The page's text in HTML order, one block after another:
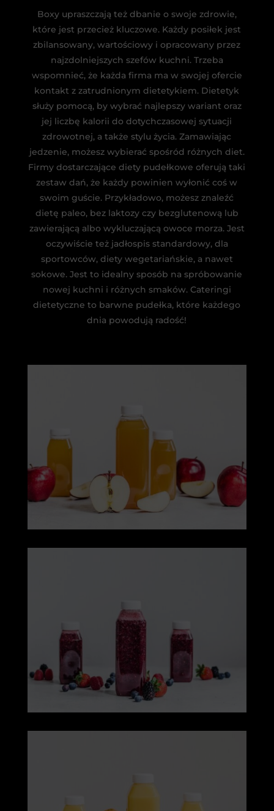
Boxy upraszczają też dbanie o swoje zdrowie,
które jest przecież kluczowe. Każdy posiłek jest
zbilansowany, wartościowy i opracowany przez
najzdolniejszych szefów kuchni. Trzeba
wspomnieć, że każda firma ma w swojej ofercie
kontakt z zatrudnionym dietetykiem. Dietetyk
służy pomocą, by wybrać najlepszy wariant oraz
jej liczbę kalorii do dotychczasowej sytuacji
zdrowotnej, a także stylu życia. Zamawiając
jedzenie, możesz wybierać spośród różnych diet.
Firmy dostarczające diety pudełkowe oferują taki
zestaw dań, że każdy powinien wyłonić coś w
swoim guście. Przykładowo, możesz znaleźć
dietę paleo, bez laktozy czy bezglutenową lub
zawierającą albo wykluczającą owoce morza. Jest
oczywiście też jadłospis standardowy, dla
sportowców, diety wegetariańskie, a nawet
sokowe. Jest to idealny sposób na spróbowanie
nowej kuchni i różnych smaków. Cateringi
dietetyczne to barwne pudełka, które każdego
dnia powodują radość!